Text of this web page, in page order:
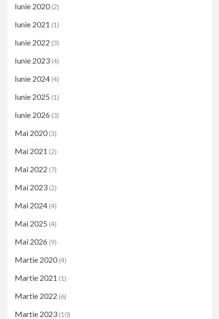
Iunie 2020(2)
Iunie 2021 (1)
Iunie 2022 (3)
Iunie 2023(4)
Iunie 2024(4)
Iunie 2025 (1)
Iunie 2026 (3)
Mai 2020(3)
Mai 2021 (2)
Mai 2022 (7)
Mai 2023(2)
Mai 2024(4)
Mai 2025 (4)
Mai 2026 (9)
Martie 2020(4)
Martie 2021 (1)
Martie 2022 (6)
Martie 2023(10)